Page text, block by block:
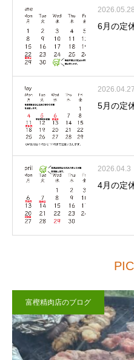
2026.05.28
6月の定
2026.04.27
5月の定
2026.04.3
4月の定
富樫精肉店のブログ